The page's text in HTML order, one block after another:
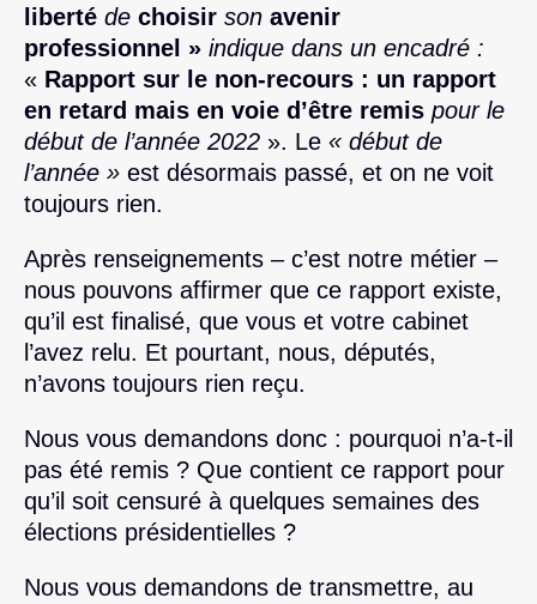
liberté de choisir son avenir
professionnel » indique dans un encadré :
« Rapport sur le non-recours : un rapport
en retard mais en voie d’être remis pour le
début de l’année 2022 ». Le « début de
l’année » est désormais passé, et on ne voit
toujours rien.
Après renseignements – c’est notre métier –
nous pouvons affirmer que ce rapport existe,
qu’il est finalisé, que vous et votre cabinet
l’avez relu. Et pourtant, nous, députés,
n’avons toujours rien reçu.
Nous vous demandons donc : pourquoi n’a-t-il
pas été remis ? Que contient ce rapport pour
qu’il soit censuré à quelques semaines des
élections présidentielles ?
Nous vous demandons de transmettre, au